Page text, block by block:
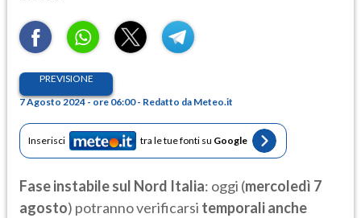
PREVISIONE
7 Agosto 2024 - ore 06:00 - Redatto da Meteo.it
Inserisci tra le tue fonti su Google
Fase instabile sul Nord Italia: oggi (mercoledì 7
agosto) potranno verificarsi temporali anche